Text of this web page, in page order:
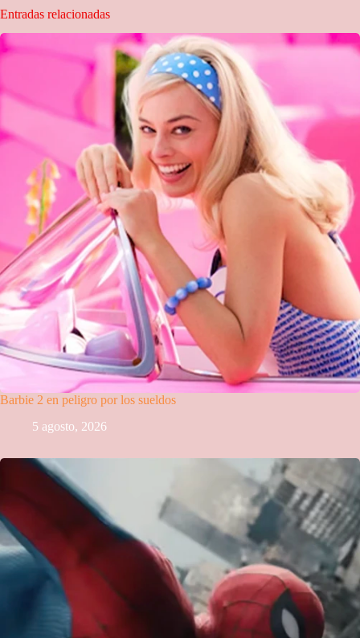
Entradas relacionadas
Barbie 2 en peligro por los sueldos
5 agosto, 2026